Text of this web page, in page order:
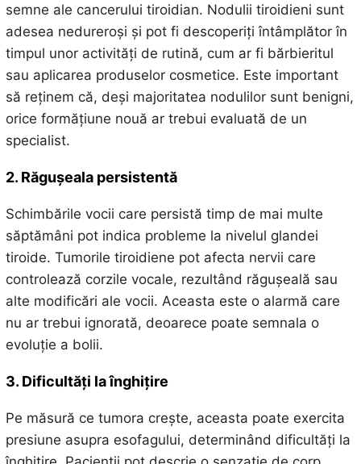
semne ale cancerului tiroidian. Nodulii tiroidieni sunt
adesea nedureroși și pot fi descoperiți întâmplător în
timpul unor activități de rutină, cum ar fi bărbieritul
sau aplicarea produselor cosmetice. Este important
să reținem că, deși majoritatea nodulilor sunt benigni,
orice formățiune nouă ar trebui evaluată de un
specialist.
2. Răgușeala persistentă
Schimbările vocii care persistă timp de mai multe
săptămâni pot indica probleme la nivelul glandei
tiroide. Tumorile tiroidiene pot afecta nervii care
controlează corzile vocale, rezultând răgușeală sau
alte modificări ale vocii. Aceasta este o alarmă care
nu ar trebui ignorată, deoarece poate semnala o
evoluție a bolii.
3. Dificultăți la înghițire
Pe măsură ce tumora crește, aceasta poate exercita
presiune asupra esofagului, determinând dificultăți la